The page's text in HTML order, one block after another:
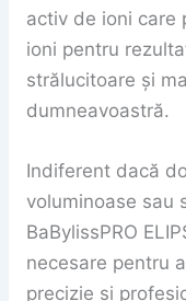
activ de ioni care
ioni pentru
strălucitoare și
dumneavoastră.
Indiferent dacă
voluminoase sau
BaBylissPRO
necesare pentru
precizie și